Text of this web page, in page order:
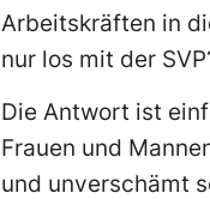
Arbeitskräften in
nur los mit der
Die Antwort ist
Frauen und
und unverschämt